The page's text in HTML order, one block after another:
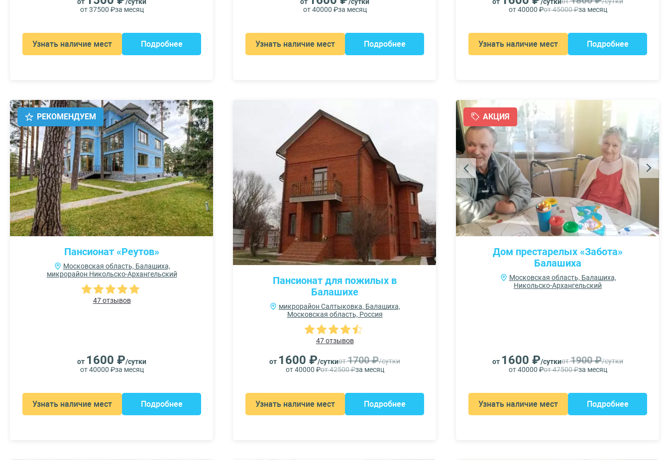
от 37500 ₽за месяц
Узнать наличие мест Подробнее
от 40000 ₽за месяц
Узнать наличие мест Подробнее
от 40000 ₽от 45000 ₽за месяц
Узнать наличие мест Подробнее
РЕКОМЕНДУЕМ
Пансионат «Реутов»
Московская область, Балашиха,
микрорайон Никольско-Архангельский
47 отзывов
от 1600 ₽/сутки
от 40000 ₽за месяц
Узнать наличие мест Подробнее
Пансионат для пожилых в
Балашихе
микрорайон Салтыковка, Балашиха,
Московская область, Россия
47 отзывов
от 1600 ₽/суткиот1700 ₽/сутки
от 40000 ₽от 42500 ₽за месяц
Узнать наличие мест Подробнее
АКЦИЯ
Дом престарелых «Забота»
Балашиха
Московская область, Балашиха,
Никольско-Архангельский
от 1600 ₽/суткиот1900 ₽/сутки
от 40000 ₽от 47500 ₽за месяц
Узнать наличие мест Подробнее